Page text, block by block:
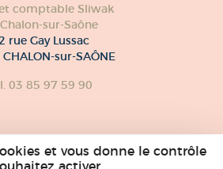
et vous donne le contrôle
comptable Sliwak
sur-Saône
rue Gay Lussac
sur-SAÔNE
03 85 97 59 90